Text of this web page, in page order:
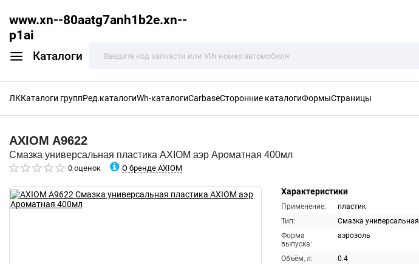
www.xn--80aatg7anh1b2e.xn--
p1ai
Каталоги
ЛККаталоги группРед.каталогиWh-каталогиCarbaseСторонние каталогиФормыСтраницы
AXIOM A9622
Смазка универсальная пластика AXIOM аэр Ароматная 400мл
0 оценок О бренде AXIOM
Характеристики
Применение:
пластик
Тип:
Смазка универсальная
Форма
выпуска:
аэрозоль
Объём, л:
0.4